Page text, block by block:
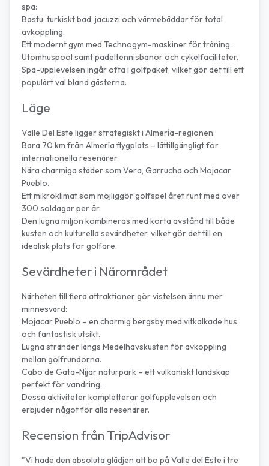
spa:
Bastu, turkiskt bad, jacuzzi och värmebäddar för total
avkoppling.
Ett modernt gym med Technogym-maskiner för träning.
Utomhuspool samt padeltennisbanor och cykelfaciliteter.
Spa-upplevelsen ingår ofta i golfpaket, vilket gör det till ett
populärt val bland gästerna.
Läge
Valle Del Este ligger strategiskt i Almería-regionen:
Bara 70 km från Almería flygplats – lättillgängligt för
internationella resenärer.
Nära charmiga städer som Vera, Garrucha och Mojacar
Pueblo.
Ett mikroklimat som möjliggör golfspel året runt med över
300 soldagar per år.
Den lugna miljön kombineras med korta avstånd till både
kusten och kulturella sevärdheter, vilket gör det till en
idealisk plats för golfare.
Sevärdheter i Närområdet
Närheten till flera attraktioner gör vistelsen ännu mer
minnesvärd:
Mojacar Pueblo – en charmig bergsby med vitkalkade hus
och fantastisk utsikt.
Lugna stränder längs Medelhavskusten för avkoppling
mellan golfrundorna.
Cabo de Gata-Níjar naturpark – ett vulkaniskt landskap
perfekt för vandring.
Dessa aktiviteter kompletterar golfupplevelsen och
erbjuder något för alla resenärer.
Recension från TripAdvisor
"Vi hade den absoluta glädjen att bo på Valle del Este i tre